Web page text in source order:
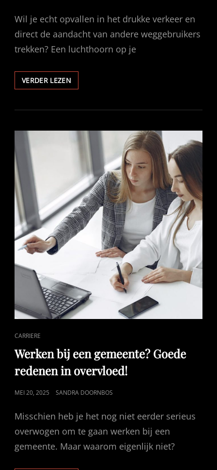
Wil je echt opvallen in het drukke verkeer en
direct de aandacht van andere weggebruikers
trekken? Een luchthoorn op je
VERDER LEZEN
EEN
ONMISBAAR
VOOR
JOUW
VRACHTWAGEN
CAT
LINKS
CARRIERE
Werken bij een gemeente? Goede
redenen in overvloed!
GEPUBLICEERD
MEI 20, 2025 SANDRA DOORNBOS
Misschien heb je het nog niet eerder serieus
overwogen om te gaan werken bij een
gemeente. Maar waarom eigenlijk niet?